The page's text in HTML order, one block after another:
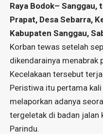
Raya Bodok– Sanggau,
Prapat, Desa Sebarra,
Kabupaten Sanggau,
Korban tewas setelah
dikendarainya menabrak
Kecelakaan tersebut
Peristiwa itu pertama
melaporkan adanya
tergeletak di badan jalan
Parindu.